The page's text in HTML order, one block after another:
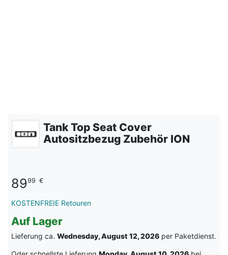
Tank Top Seat Cover
Autositzbezug Zubehör ION
8999 €
KOSTENFREIE Retouren
Auf Lager
Lieferung ca. Wednesday, August 12, 2026 per Paketdienst.